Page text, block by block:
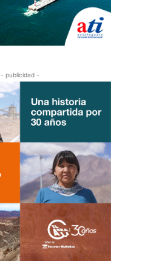
- publicidad -